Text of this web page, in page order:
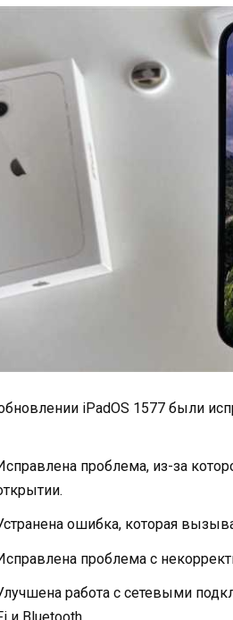
iPadOS 1577 были
проблема, из-за
ошибка, которая
проблема с
работа с сетевыми